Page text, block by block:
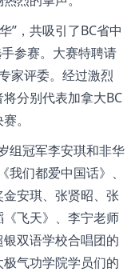
”，共吸引了BC省中
参赛。大赛特聘请
家评委。经过激烈
分别代表加拿大BC
。
组冠军李安琪和非华
们都爱中国话》、
安琪、张贤昭、张
飞天》、李宁老师
双语学校合唱团的
气功学院学员们的